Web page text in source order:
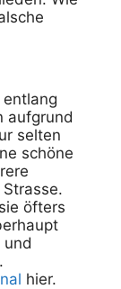
aufgrund
selten
schöne
öfters
und
hier.